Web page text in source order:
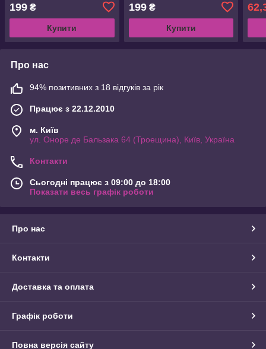
199 ₴
Купити
199₴
Купити
Про нас
94% позитивних з 18 відгуків за рік
Працює з 22.12.2010
м. Київ
ул. Оноре де Бальзака 64 (Троещина), Київ, Україна
Контакти
Сьогодні працює з 09:00 до 18:00
Показати весь графік роботи
Про нас
Контакти
Доставка та оплата
Графік роботи
Повна версія сайту